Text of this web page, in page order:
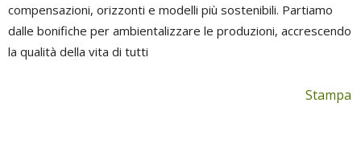
compensazioni, orizzonti e modelli più sostenibili. Partiamo
dalle bonifiche per ambientalizzare le produzioni, accrescendo
la qualità della vita di tutti
Stampa